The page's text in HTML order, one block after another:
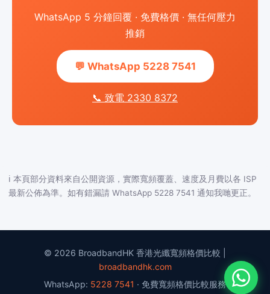
WhatsApp 5 分鐘回覆 · 免費格價 · 無任何壓力
推銷
💬 WhatsApp 5228 7541
📞 致電 2330 8372
ℹ️ 本頁部分資料來自公開資源，實際寬頻覆蓋、速度及月費以各 ISP
最新公佈為準。如有錯漏請 WhatsApp 5228 7541 通知我哋更正。
© 2026 BroadbandHK 香港光纖寬頻格價比較 |
broadbandhk.com
WhatsApp: 5228 7541 · 免費寬頻格價比較服務